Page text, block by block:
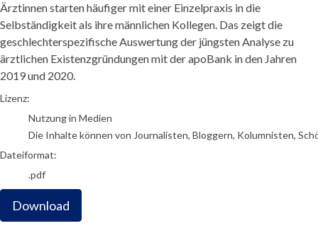
Ärztinnen starten häufiger mit einer Einzelpraxis in die
Selbständigkeit als ihre männlichen Kollegen. Das zeigt die
geschlechterspezifische Auswertung der jüngsten Analyse zu
ärztlichen Existenzgründungen mit der apoBank in den Jahren
2019 und 2020.
go to media item
Lizenz:
Nutzung in Medien
Die Inhalte können von Journalisten, Bloggern, Kolumnisten,
Dateiformat:
.pdf
Download